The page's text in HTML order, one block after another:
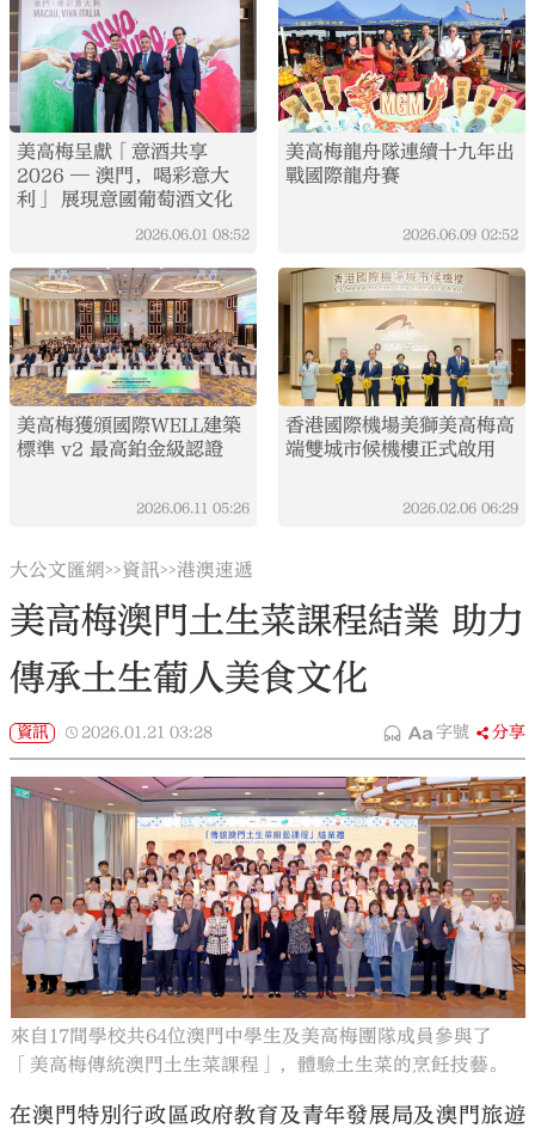
美高梅呈獻「意酒共享
2026 — 澳門，喝彩意大
利」 展現意國葡萄酒文化
2026.06.01 08:52
美高梅龍舟隊連續十九年出
戰國際龍舟賽
2026.06.09 02:52
美高梅獲頒國際WELL建築
標準 v2 最高鉑金級認證
2026.06.11 05:26
香港國際機場美獅美高梅高
端雙城市候機樓正式啟用
2026.02.06 06:29
大公文匯網>>資訊>>港澳速遞
美高梅澳門土生菜課程結業 助力
傳承土生葡人美食文化
資訊 2026.01.21 03:28 字號 分享
來自17間學校共64位澳門中學生及美高梅團隊成員參與了
「美高梅傳統澳門土生菜課程」，體驗土生菜的烹飪技藝。
在澳門特別行政區政府教育及青年發展局及澳門旅遊